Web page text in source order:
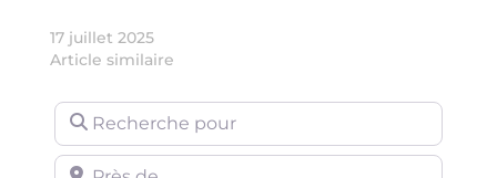
17 juillet 2025
Article similaire
Recherche pour
Près de